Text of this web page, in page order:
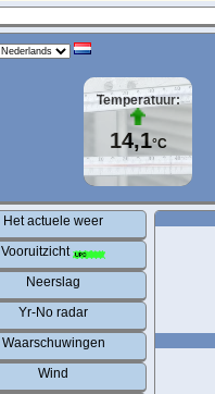
Temperatuur:
14,1°C
Het actuele weer
Vooruitzicht
Neerslag
Yr-No radar
Waarschuwingen
Wind